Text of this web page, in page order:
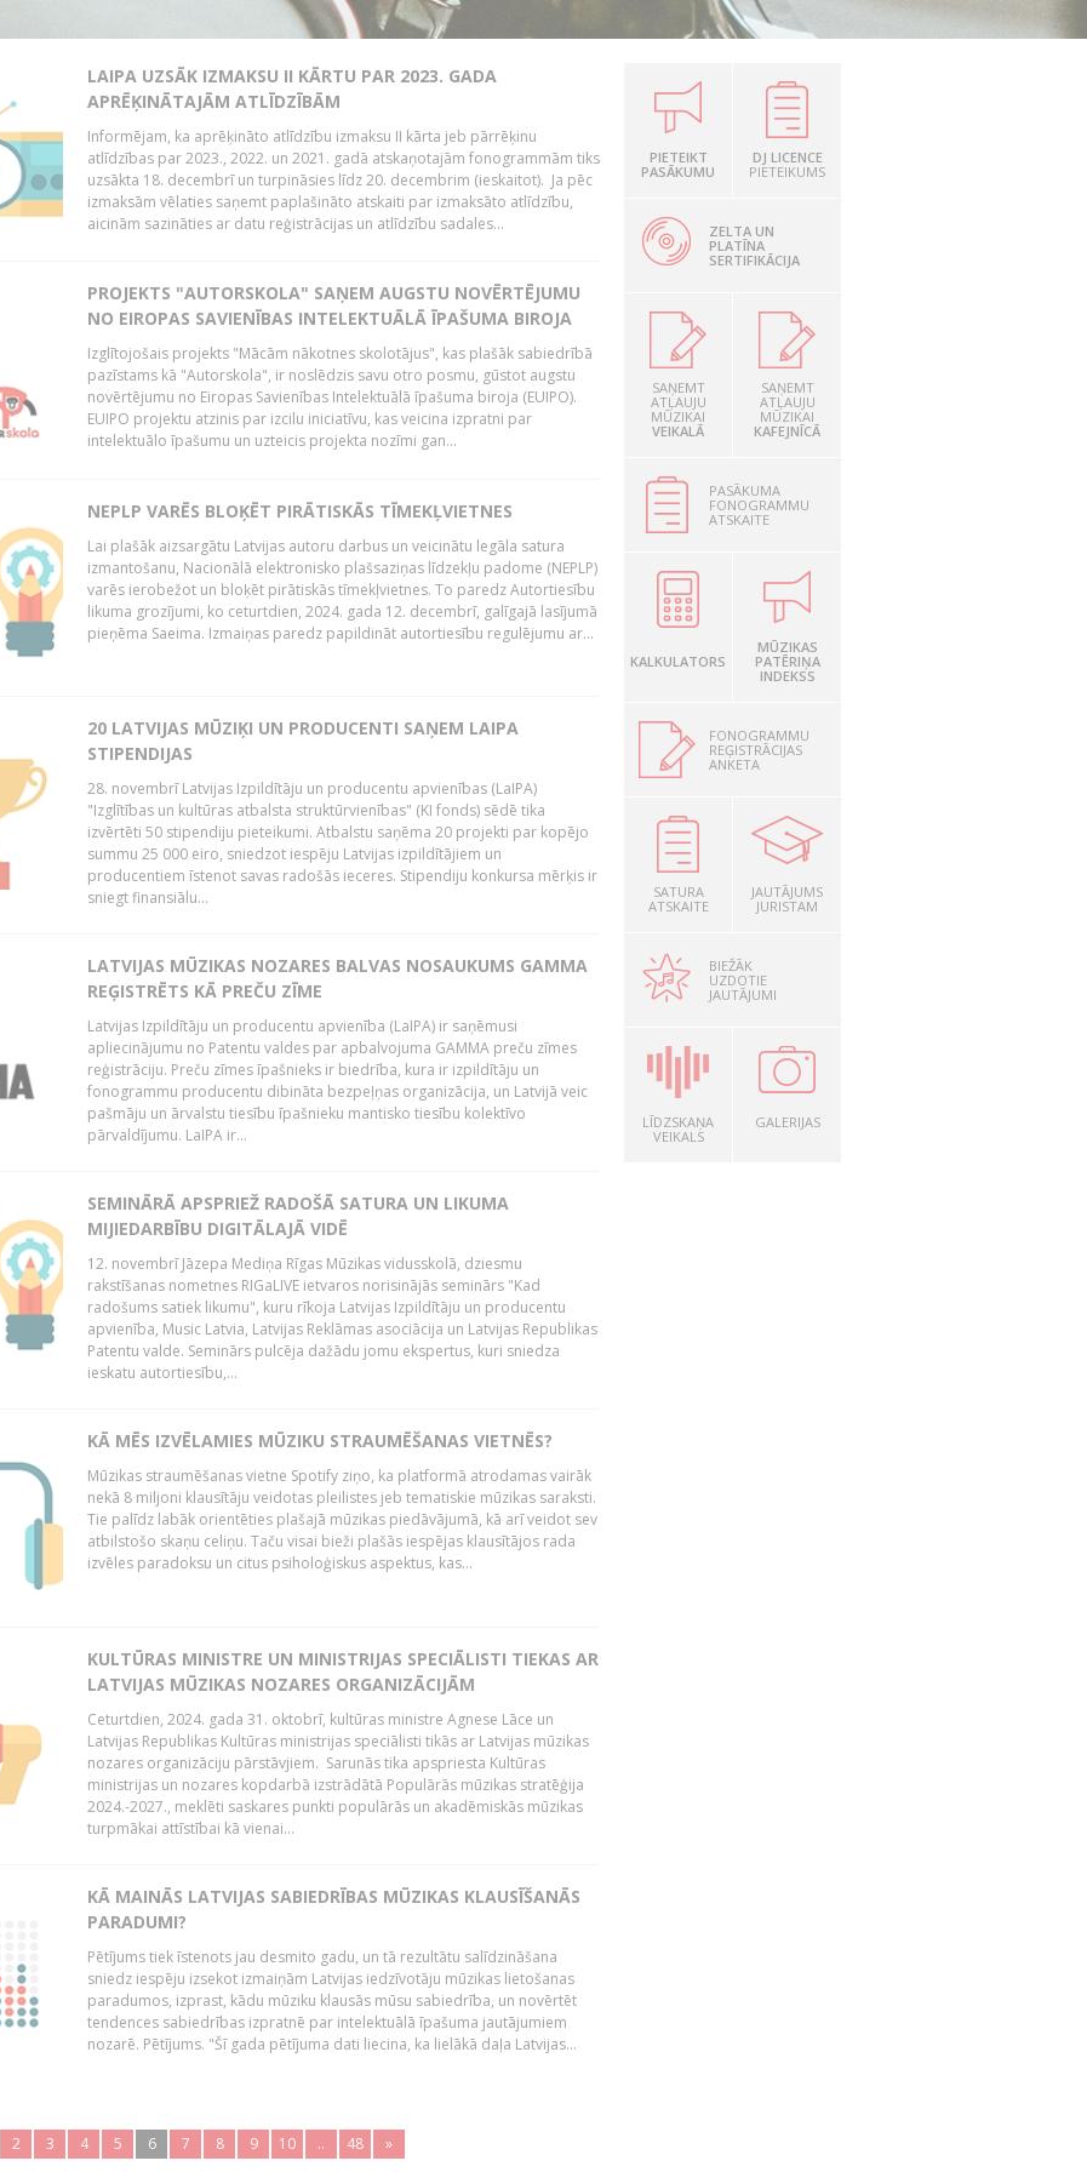
LAIPA UZSĀK IZMAKSU II KĀRTU PAR 2023. GADA
APRĒĶINĀTAJĀM ATLĪDZĪBĀM
Informējam, ka aprēķināto atlīdzību izmaksu II kārta jeb pārrēķinu
atlīdzības par 2023., 2022. un 2021. gadā atskaņotajām fonogrammām tiks
uzsākta 18. decembrī un turpināsies līdz 20. decembrim (ieskaitot). Ja pēc
izmaksām vēlaties saņemt paplašināto atskaiti par izmaksāto atlīdzību,
aicinām sazināties ar datu reģistrācijas un atlīdzību sadales...
PROJEKTS "AUTORSKOLA" SAŅEM AUGSTU NOVĒRTĒJUMU
NO EIROPAS SAVIENĪBAS INTELEKTUĀLĀ ĪPAŠUMA BIROJA
Izglītojošais projekts "Mācām nākotnes skolotājus", kas plašāk sabiedrībā
pazīstams kā "Autorskola", ir noslēdzis savu otro posmu, gūstot augstu
novērtējumu no Eiropas Savienības Intelektuālā īpašuma biroja (EUIPO).
EUIPO projektu atzinis par izcilu iniciatīvu, kas veicina izpratni par
intelektuālo īpašumu un uzteicis projekta nozīmi gan...
NEPLP VARĒS BLOĶĒT PIRĀTISKĀS TĪMEKĻVIETNES
Lai plašāk aizsargātu Latvijas autoru darbus un veicinātu legāla satura
izmantošanu, Nacionālā elektronisko plašsaziņas līdzekļu padome (NEPLP)
varēs ierobežot un bloķēt pirātiskās tīmekļvietnes. To paredz Autortiesību
likuma grozījumi, ko ceturtdien, 2024. gada 12. decembrī, galīgajā lasījumā
pieņēma Saeima. Izmaiņas paredz papildināt autortiesību regulējumu ar...
20 LATVIJAS MŪZIĶI UN PRODUCENTI SAŅEM LAIPA
STIPENDIJAS
28. novembrī Latvijas Izpildītāju un producentu apvienības (LaIPA)
"Izglītības un kultūras atbalsta struktūrvienības" (KI fonds) sēdē tika
izvērtēti 50 stipendiju pieteikumi. Atbalstu saņēma 20 projekti par kopējo
summu 25 000 eiro, sniedzot iespēju Latvijas izpildītājiem un
producentiem īstenot savas radošās ieceres. Stipendiju konkursa mērķis ir
sniegt finansiālu...
LATVIJAS MŪZIKAS NOZARES BALVAS NOSAUKUMS GAMMA
REĢISTRĒTS KĀ PREČU ZĪME
Latvijas Izpildītāju un producentu apvienība (LaIPA) ir saņēmusi
apliecinājumu no Patentu valdes par apbalvojuma GAMMA preču zīmes
reģistrāciju. Preču zīmes īpašnieks ir biedrība, kura ir izpildītāju un
fonogrammu producentu dibināta bezpeļņas organizācija, un Latvijā veic
pašmāju un ārvalstu tiesību īpašnieku mantisko tiesību kolektīvo
pārvaldījumu. LaIPA ir...
SEMINĀRĀ APSPRIEŽ RADOŠĀ SATURA UN LIKUMA
MIJIEDARBĪBU DIGITĀLAJĀ VIDĒ
12. novembrī Jāzepa Mediņa Rīgas Mūzikas vidusskolā, dziesmu
rakstīšanas nometnes RIGaLIVE ietvaros norisinājās seminārs "Kad
radošums satiek likumu", kuru rīkoja Latvijas Izpildītāju un producentu
apvienība, Music Latvia, Latvijas Reklāmas asociācija un Latvijas Republikas
Patentu valde. Seminārs pulcēja dažādu jomu ekspertus, kuri sniedza
ieskatu autortiesību,...
KĀ MĒS IZVĒLAMIES MŪZIKU STRAUMĒŠANAS VIETNĒS?
Mūzikas straumēšanas vietne Spotify ziņo, ka platformā atrodamas vairāk
nekā 8 miljoni klausītāju veidotas pleilistes jeb tematiskie mūzikas saraksti.
Tie palīdz labāk orientēties plašajā mūzikas piedāvājumā, kā arī veidot sev
atbilstošo skaņu celiņu. Taču visai bieži plašās iespējas klausītājos rada
izvēles paradoksu un citus psiholoģiskus aspektus, kas...
KULTŪRAS MINISTRE UN MINISTRIJAS SPECIĀLISTI TIEKAS AR
LATVIJAS MŪZIKAS NOZARES ORGANIZĀCIJĀM
Ceturtdien, 2024. gada 31. oktobrī, kultūras ministre Agnese Lāce un
Latvijas Republikas Kultūras ministrijas speciālisti tikās ar Latvijas mūzikas
nozares organizāciju pārstāvjiem. Sarunās tika apspriesta Kultūras
ministrijas un nozares kopdarbā izstrādātā Populārās mūzikas stratēģija
2024.-2027., meklēti saskares punkti populārās un akadēmiskās mūzikas
turpmākai attīstībai kā vienai...
KĀ MAINĀS LATVIJAS SABIEDRĪBAS MŪZIKAS KLAUSĪŠANĀS
PARADUMI?
Pētījums tiek īstenots jau desmito gadu, un tā rezultātu salīdzināšana
sniedz iespēju izsekot izmaiņām Latvijas iedzīvotāju mūzikas lietošanas
paradumos, izprast, kādu mūziku klausās mūsu sabiedrība, un novērtēt
tendences sabiedrības izpratnē par intelektuālā īpašuma jautājumiem
nozarē. Pētījums. "Šī gada pētījuma dati liecina, ka lielākā daļa Latvijas...
2 3 4 5 6 7 8 9 10 .. 48 »
PIETEIKT
PASĀKUMU
DJ LICENCE
PIETEIKUMS
ZELTA UN
PLATĪNA
SERTIFIKĀCIJA
SAŅEMT
ATĻAUJU
MŪZIKAI
VEIKALĀ
SAŅEMT
ATĻAUJU
MŪZIKAI
KAFEJNĪCĀ
PASĀKUMA
FONOGRAMMU
ATSKAITE
KALKULATORS
MŪZIKAS
PATĒRIŅA
INDEKSS
FONOGRAMMU
REĢISTRĀCIJAS
ANKETA
SATURA
ATSKAITE
JAUTĀJUMS
JURISTAM
BIEŽĀK
UZDOTIE
JAUTĀJUMI
LĪDZSKAŅA
VEIKALS
GALERIJAS